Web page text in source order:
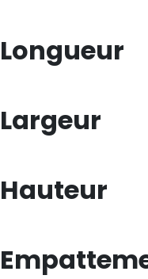
Longueur
Largeur
Hauteur